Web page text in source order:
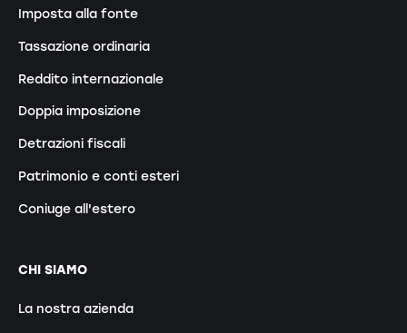
Imposta alla fonte
Tassazione ordinaria
Reddito internazionale
Doppia imposizione
Detrazioni fiscali
Patrimonio e conti esteri
Coniuge all'estero
CHI SIAMO
La nostra azienda